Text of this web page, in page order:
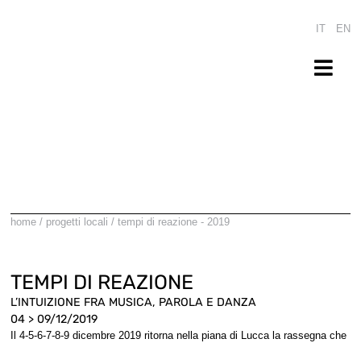
IT EN
shop
home / progetti locali / tempi di reazione - 2019
TEMPI DI REAZIONE
L’INTUIZIONE FRA MUSICA, PAROLA E DANZA
04 > 09/12/2019
Il 4-5-6-7-8-9 dicembre 2019 ritorna nella piana di Lucca la rassegna che